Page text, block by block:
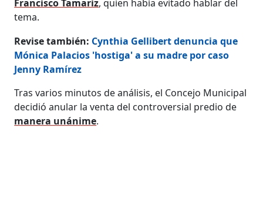
Francisco Tamariz, quien había evitado hablar del
tema.
Revise también: Cynthia Gellibert denuncia que
Mónica Palacios 'hostiga' a su madre por caso
Jenny Ramírez
Tras varios minutos de análisis, el Concejo Municipal
decidió anular la venta del controversial predio de
manera unánime.